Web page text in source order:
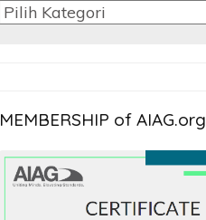
PILIH
MEMBERSHIP of AIAG.org